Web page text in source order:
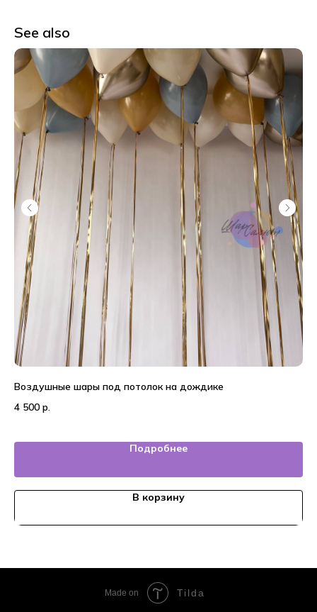
See also
Воздушные шары под потолок на дождике
4 500 р.
Подробнее
В корзину
Made on Tilda